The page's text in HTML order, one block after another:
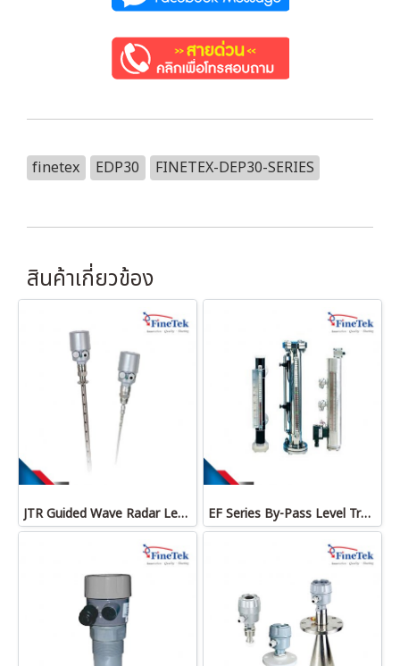
finetex EDP30 FINETEX-DEP30-SERIES
สินค้าเกี่ยวข้อง
JTR Guided Wave Radar Level Transmitter EF Series By-Pass Level Transmitter